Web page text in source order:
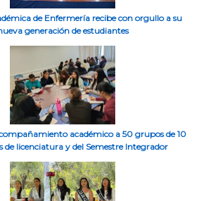
de Enfermería recibe con orgullo a su
generación de estudiantes
académico a 50 grupos de 10
de licenciatura y del Semestre Integrador